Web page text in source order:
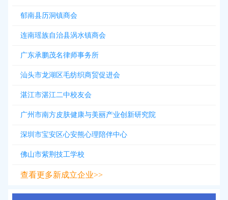
郁南县历洞镇商会
连南瑶族自治县涡水镇商会
广东承鹏茂名律师事务所
汕头市龙湖区毛纺织商贸促进会
湛江市湛江二中校友会
广州市南方皮肤健康与美丽产业创新研究院
深圳市宝安区心安熊心理陪伴中心
佛山市紫荆技工学校
查看更多新成立企业>>